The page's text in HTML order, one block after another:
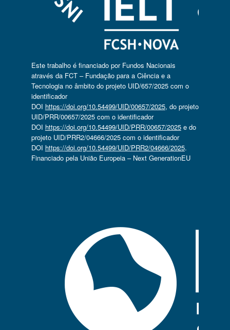
Este trabalho é financiado por Fundos Nacionais
através da FCT – Fundação para a Ciência e a
Tecnologia no âmbito do projeto UID/657/2025 com o
identificador
DOI https://doi.org/10.54499/UID/00657/2025, do projeto
UID/PRR/00657/2025 com o identificador
DOI https://doi.org/10.54499/UID/PRR/00657/2025e do
projeto UID/PRR2/04666/2025 com o identificador
DOI https://doi.org/10.54499/UID/PRR2/04666/2025.
Financiado pela União Europeia – Next GenerationEU